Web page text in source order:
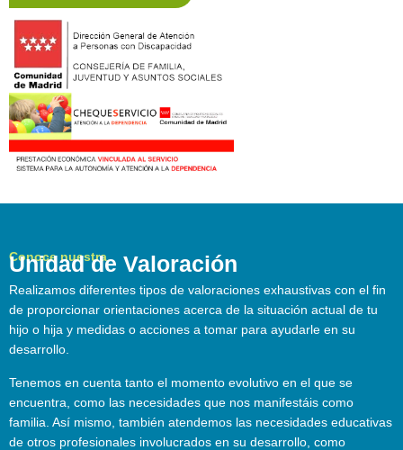
Conoce nuestra
Unidad de Valoración
Realizamos diferentes tipos de valoraciones exhaustivas con el fin
de proporcionar orientaciones acerca de la situación actual de tu
hijo o hija y medidas o acciones a tomar para ayudarle en su
desarrollo.
Tenemos en cuenta tanto el momento evolutivo en el que se
encuentra, como las necesidades que nos manifestáis como
familia. Así mismo, también atendemos las necesidades educativas
de otros profesionales involucrados en su desarrollo, como